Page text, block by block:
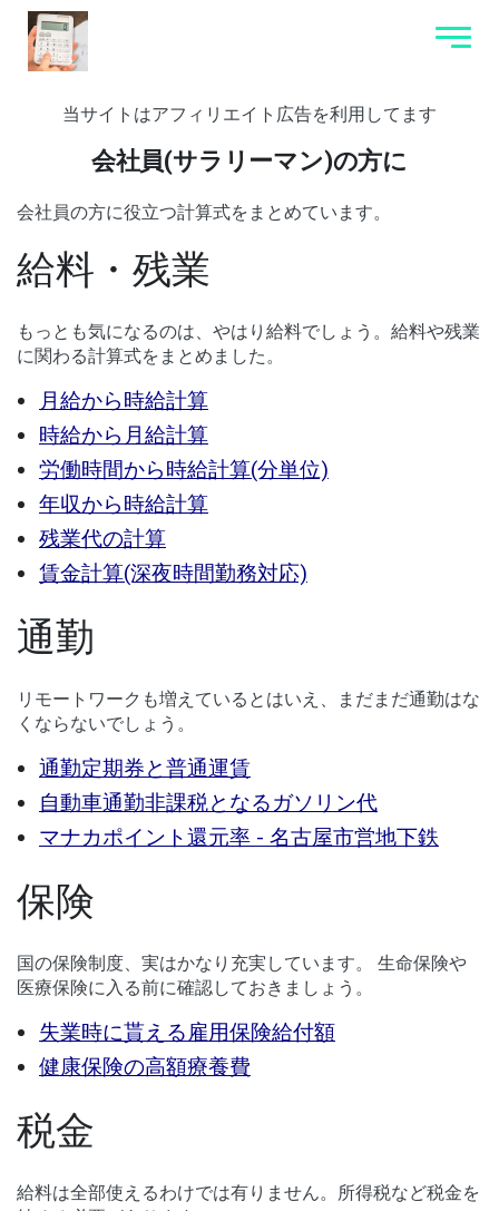
当サイトはアフィリエイト広告を利用してます
会社員(サラリーマン)の方に
会社員の方に役立つ計算式をまとめています。
給料・残業
もっとも気になるのは、やはり給料でしょう。給料や残業
に関わる計算式をまとめました。
月給から時給計算
時給から月給計算
労働時間から時給計算(分単位)
年収から時給計算
残業代の計算
賃金計算(深夜時間勤務対応)
通勤
リモートワークも増えているとはいえ、まだまだ通勤はな
くならないでしょう。
通勤定期券と普通運賃
自動車通勤非課税となるガソリン代
マナカポイント還元率 - 名古屋市営地下鉄
保険
国の保険制度、実はかなり充実しています。 生命保険や
医療保険に入る前に確認しておきましょう。
失業時に貰える雇用保険給付額
健康保険の高額療養費
税金
給料は全部使えるわけでは有りません。所得税など税金を